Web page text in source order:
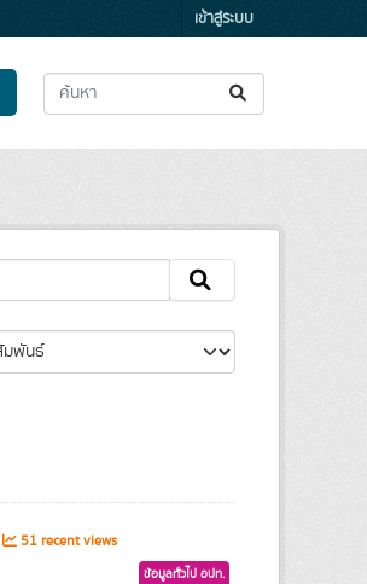
เข้าสู่ระบบ
51 recent views
ข้อมูลทั่วไป อปท.